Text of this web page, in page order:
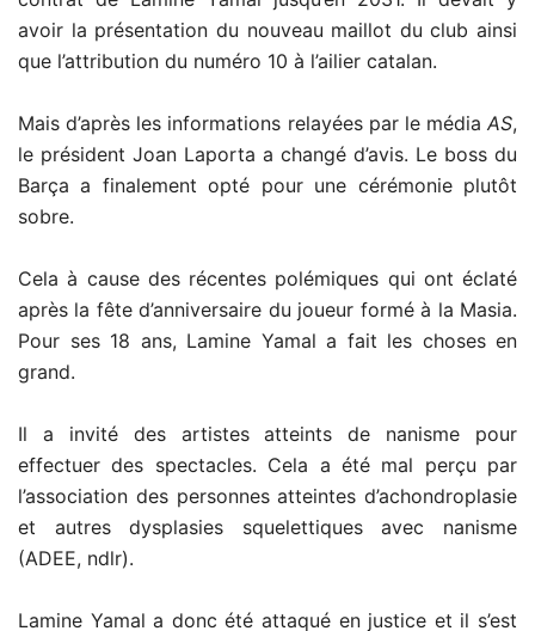
avoir la présentation du nouveau maillot du club ainsi
que l’attribution du numéro 10 à l’ailier catalan.
Mais d’après les informations relayées par le média AS,
le président Joan Laporta a changé d’avis. Le boss du
Barça a finalement opté pour une cérémonie plutôt
sobre.
Cela à cause des récentes polémiques qui ont éclaté
après la fête d’anniversaire du joueur formé à la Masia.
Pour ses 18 ans, Lamine Yamal a fait les choses en
grand.
Il a invité des artistes atteints de nanisme pour
effectuer des spectacles. Cela a été mal perçu par
l’association des personnes atteintes d’achondroplasie
et autres dysplasies squelettiques avec nanisme
(ADEE, ndlr).
Lamine Yamal a donc été attaqué en justice et il s’est